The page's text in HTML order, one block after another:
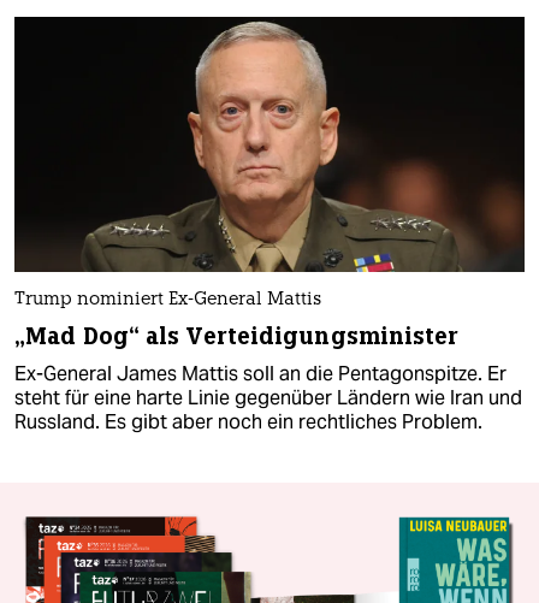
Trump nominiert Ex-General Mattis
„Mad Dog“ als Verteidigungsminister
Ex-General James Mattis soll an die Pentagonspitze. Er
steht für eine harte Linie gegenüber Ländern wie Iran und
Russland. Es gibt aber noch ein rechtliches Problem.